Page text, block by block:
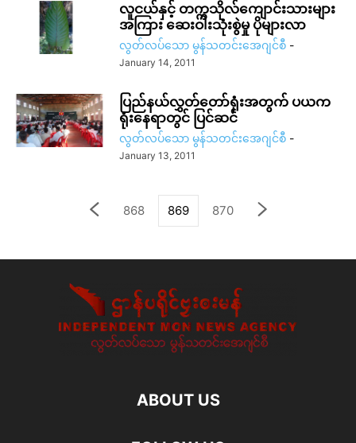
လူငယ်နှင့် တက္ကသိုလ်ကျောင်းသားများ
အကြား ဆေးဝါးသုံးစွဲမှု ပိုများလာ
လွတ်လပ်သော မွန်သတင်းအေဂျင်စီ -
January 14, 2011
ပြည်နယ်လွှတ်တော်ရုံးအတွက် ပယက
ရုံးနေရာတွင် ပြင်ဆင်
လွတ်လပ်သော မွန်သတင်းအေဂျင်စီ -
January 13, 2011
868 869 870
ABOUT US